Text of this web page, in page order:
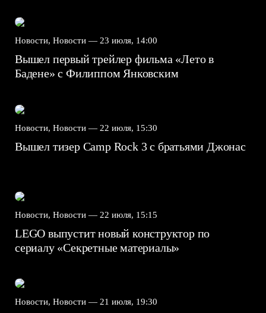
Новости, Новости — 23 июля, 14:00
Вышел первый трейлер фильма «Лето в
Бадене» с Филиппом Янковским
Новости, Новости — 22 июля, 15:30
Вышел тизер Camp Rock 3 с братьями Джонас
Новости, Новости — 22 июля, 15:15
LEGO выпустит новый конструктор по
сериалу «Секретные материалы»
Новости, Новости — 21 июля, 19:30